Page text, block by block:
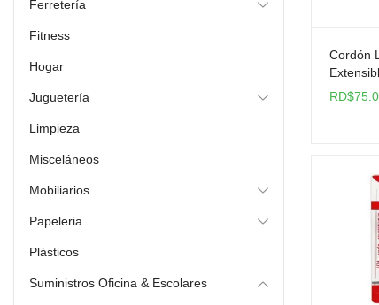
Cordón
RD$
Ferretería
Fitness
Hogar
Juguetería
Limpieza
Misceláneos
Mobiliarios
Papeleria
Plásticos
Suministros Oficina & Escolares